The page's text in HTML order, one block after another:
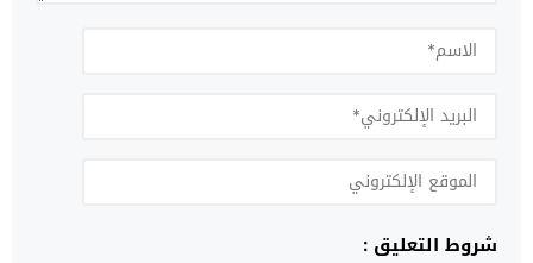
شروط التعليق :